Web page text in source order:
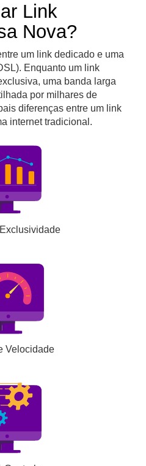
Link
Nova?
um link dedicado e uma
Enquanto um link
uma banda larga
por milhares de
diferenças entre um link
internet tradicional.
Velocidade